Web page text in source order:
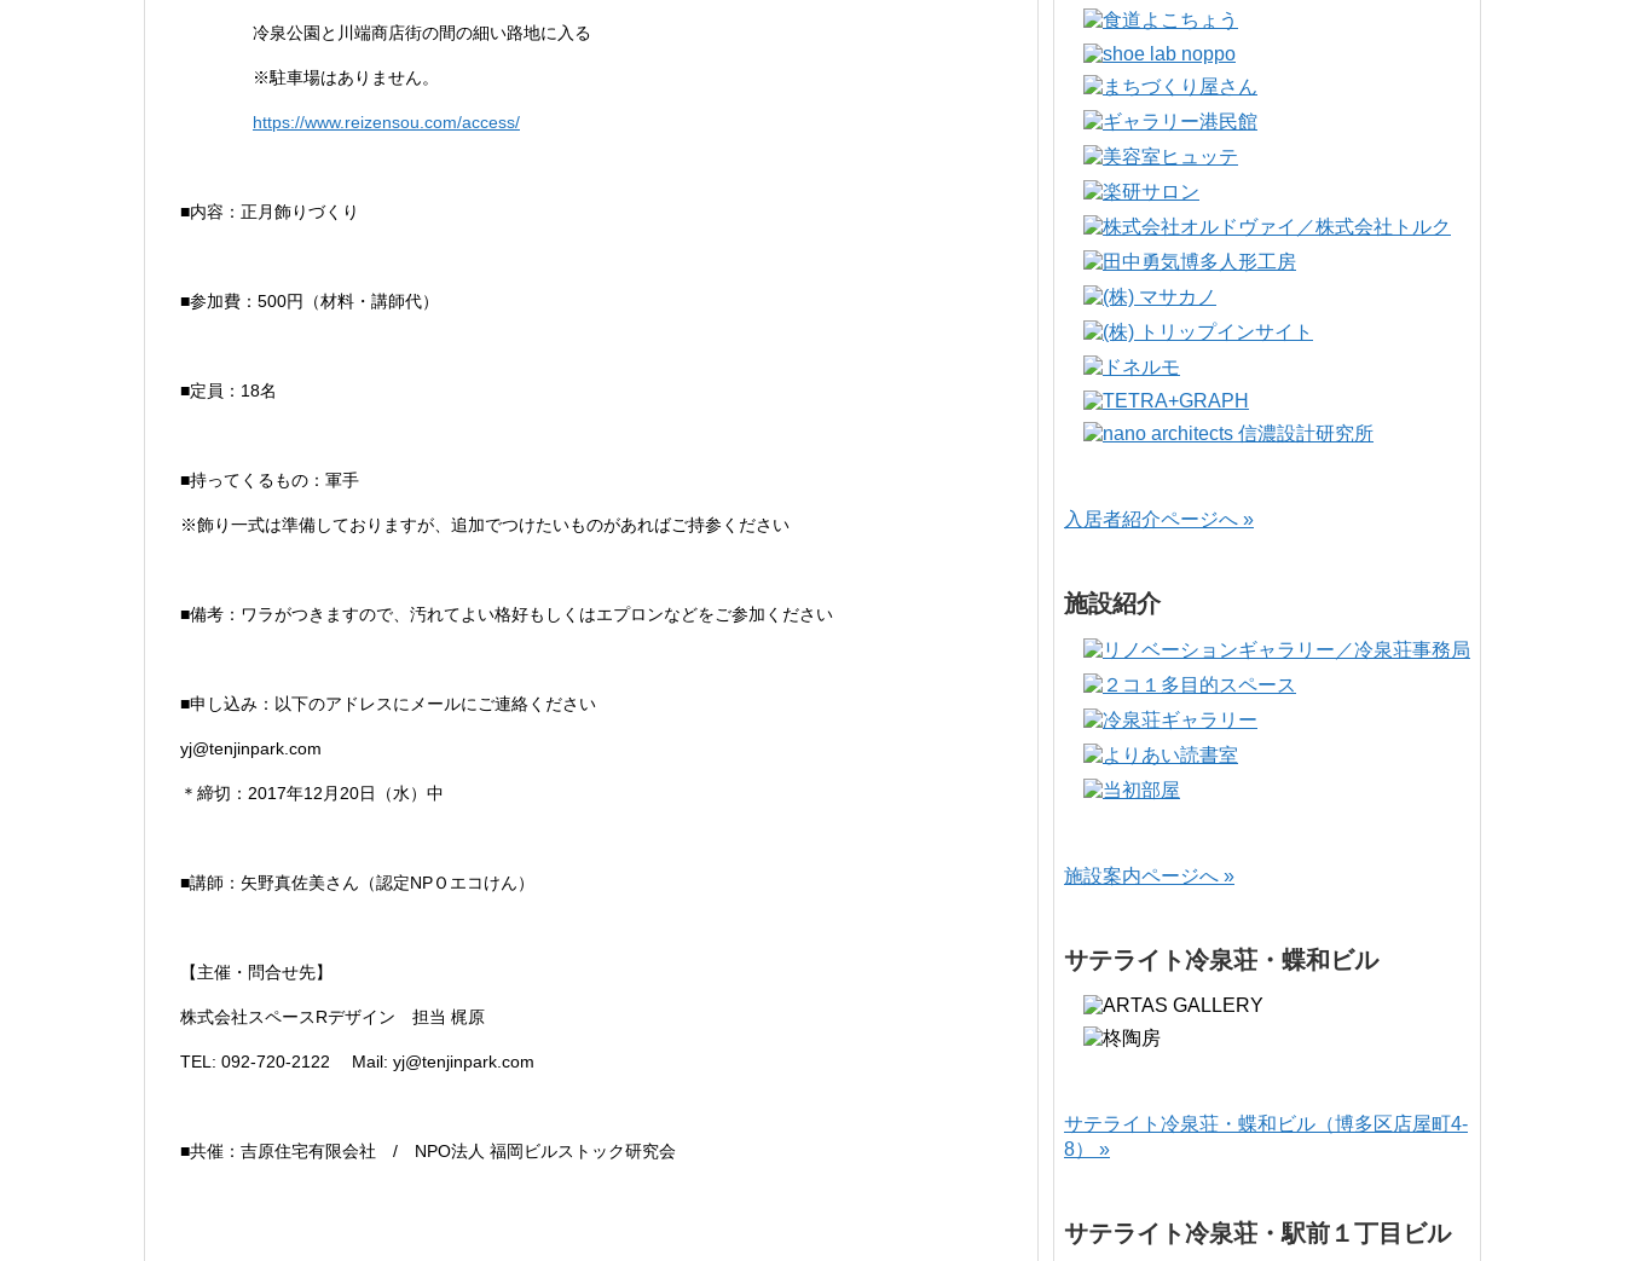
冷泉公園と川端商店街の間の細い路地に入る
※駐車場はありません。
https://www.reizensou.com/access/
■内容：正月飾りづくり
■参加費：500円（材料・講師代）
■定員：18名
■持ってくるもの：軍手
※飾り一式は準備しておりますが、追加でつけたいものがあればご持参ください
■備考：ワラがつきますので、汚れてよい格好もしくはエプロンなどをご参加ください
■申し込み： 以下のアドレスにメールにご連絡ください
yj@tenjinpark.com
＊締切：2017年12月20日（水）中
■講師：矢野真佐美さん（認定NPＯエコけん）
【主催・問合せ先】
株式会社スペースRデザイン 担当 梶原
TEL: 092-720-2122 Mail: yj@tenjinpark.com
■共催：吉原住宅有限会社 / NPO法人 福岡ビルストック研究会
入居者紹介ページへ »
施設紹介
施設案内ページへ »
サテライト冷泉荘・蝶和ビル
サテライト冷泉荘・蝶和ビル（博多区店屋町4-
8） »
サテライト冷泉荘・駅前１丁目ビル